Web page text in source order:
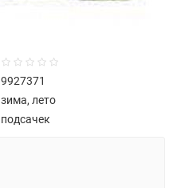
9927371
зима, лето
подсачек